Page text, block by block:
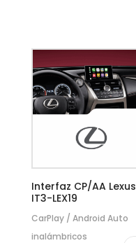
Interfaz CP/AA Lexus
IT3-LEX19
CarPlay / Android Auto
inalámbricos